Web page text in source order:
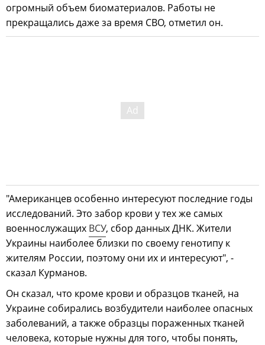
огромный объем биоматериалов. Работы не
прекращались даже за время СВО, отметил он.
"Американцев особенно интересуют последние годы
исследований. Это забор крови у тех же самых
военнослужащих ВСУ, сбор данных ДНК. Жители
Украины наиболее близки по своему генотипу к
жителям России, поэтому они их и интересуют", -
сказал Курманов.
Он сказал, что кроме крови и образцов тканей, на
Украине собирались возбудители наиболее опасных
заболеваний, а также образцы пораженных тканей
человека, которые нужны для того, чтобы понять,